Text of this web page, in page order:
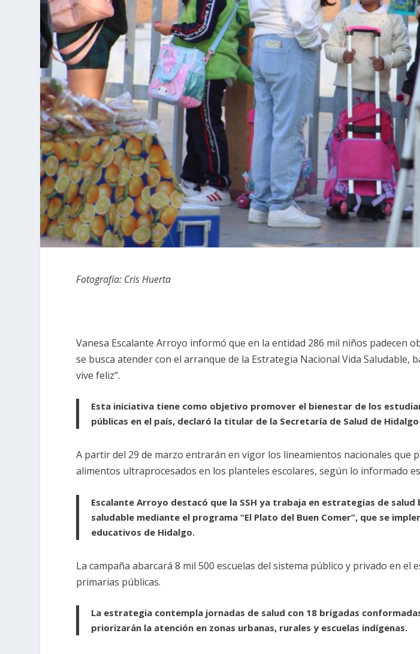
Fotografía: Cris Huerta
Vanesa Escalante Arroyo informó que en la entidad 286 mil niños padecen
se busca atender con el arranque de la Estrategia Nacional Vida Saludable,
vive feliz”.
Esta iniciativa tiene como objetivo promover el bienestar de los
públicas en el país, declaró la titular de la Secretaría de Salud de Hidalgo
A partir del 29 de marzo entrarán en vigor los lineamientos nacionales que
alimentos ultraprocesados en los planteles escolares, según lo informado
Escalante Arroyo destacó que la SSH ya trabaja en estrategias de salud
saludable mediante el programa “El Plato del Buen Comer”, que se
educativos de Hidalgo.
La campaña abarcará 8 mil 500 escuelas del sistema público y privado en el
primarias públicas.
La estrategia contempla jornadas de salud con 18 brigadas
priorizarán la atención en zonas urbanas, rurales y escuelas indígenas.